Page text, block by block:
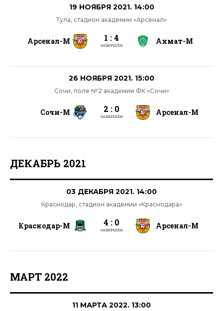
19 НОЯБРЯ 2021. 14:00
Тула, стадион академии «Арсенал»
Арсенал-М 1 : 4
ЗАВЕРШЁН Ахмат-М
26 НОЯБРЯ 2021. 15:00
Сочи, поле №2 академии ФК «Сочи»
Сочи-М 2 : 0
ЗАВЕРШЁН Арсенал-М
ДЕКАБРЬ 2021
03 ДЕКАБРЯ 2021. 14:00
Краснодар, стадион академии «Краснодара»
Краснодар-М 4 : 0
ЗАВЕРШЁН Арсенал-М
МАРТ 2022
11 МАРТА 2022. 13:00